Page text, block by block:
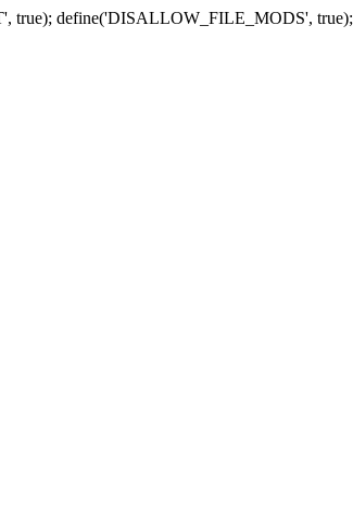
true); define('DISALLOW_FILE_MODS', true);